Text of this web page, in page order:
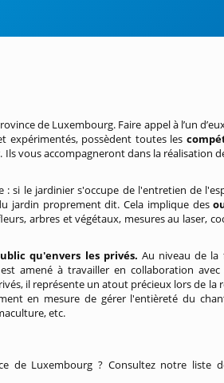
de Luxembourg. Faire appel à l’un
expérimentés, possèdent toutes les
vous accompagneront dans la réalisation
: si le jardinier s'occupe de l'entretien de
jardin proprement dit. Cela implique des
arbres et végétaux, mesures au laser,
qu'envers les privés. Au niveau de
amené à travailler en collaboration avec
il représente un atout précieux lors de la
en mesure de gérer l'entièreté du
etc.
de Luxembourg ? Consultez notre liste